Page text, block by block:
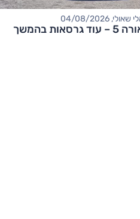
שאולי, 04/08/2026
– עוד גרסאות בהמשך